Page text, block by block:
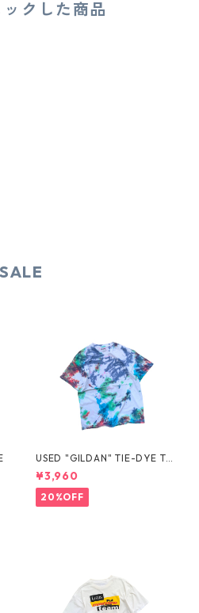
クした商品
SALE
USED "GILDAN" TIE-DYE TE
E
¥3,960
20%OFF